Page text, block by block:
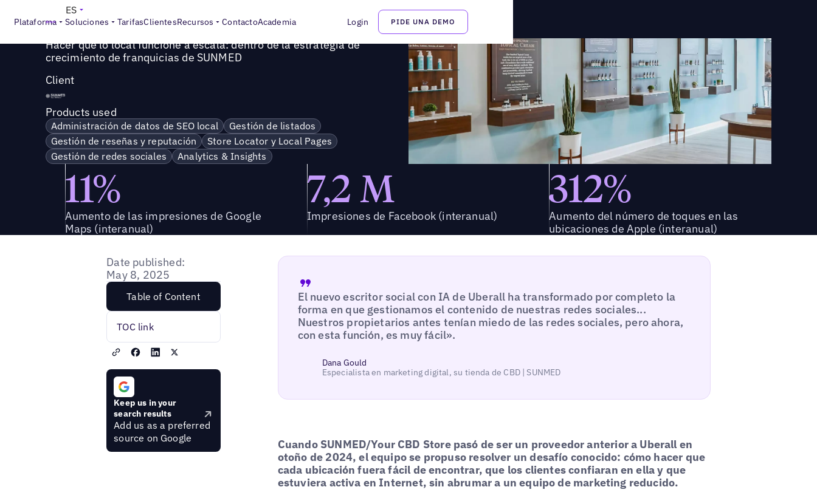
Plataforma Soluciones TarifasClientesRecursos ContactoAcademia Login PIDE UNA DEMO
ES
Success Story
Hacer que lo local funcione a escala: dentro de la estrategia de
crecimiento de franquicias de SUNMED
Client
Products used
Administración de datos de SEO local
Gestión de listados
Gestión de reseñas y reputación
Store Locator y Local Pages
Gestión de redes sociales
Analytics & Insights
11%
Aumento de las impresiones de Google
Maps (interanual)
7,2 M
Impresiones de Facebook (interanual)
312%
Aumento del número de toques en las
ubicaciones de Apple (interanual)
Date published:
May 8, 2025
Table of Content
TOC link
Keep us in your
search results
Add us as a preferred
source on Google
El nuevo escritor social con IA de Uberall ha transformado por completo la
forma en que gestionamos el contenido de nuestras redes sociales...
Nuestros propietarios antes tenían miedo de las redes sociales, pero ahora,
con esta función, es muy fácil».
Dana Gould
Especialista en marketing digital, su tienda de CBD | SUNMED
Cuando SUNMED/Your CBD Store pasó de ser un proveedor anterior a Uberall en
otoño de 2024, el equipo se propuso resolver un desafío conocido: cómo hacer que
cada ubicación fuera fácil de encontrar, que los clientes confiaran en ella y que
estuviera activa en Internet, sin abrumar a un equipo de marketing reducido.